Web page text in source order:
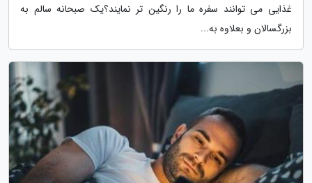
غذایی می توانند سفره ما را رنگین تر نمایند؟یک صبحانه سالم به
بزرگسالان و بعلاوه به...